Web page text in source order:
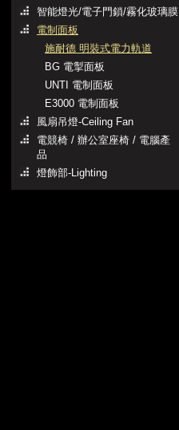
智能燈光/電子門鎖/霧化玻璃膜
電制面板
施耐德 明裝式電力軌道
BG 電掣面板
UNTI 電制面板
E3000 電制面板
風扇吊燈-Ceiling Fan
電競椅 / 辦公室座椅 / 電腦產
品
燈飾部-Lighting